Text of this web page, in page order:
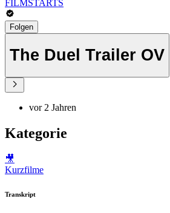
FILMSTARTS
Folgen
The Duel Trailer OV
vor 2 Jahren
Kategorie
🎥
Kurzfilme
Transkript